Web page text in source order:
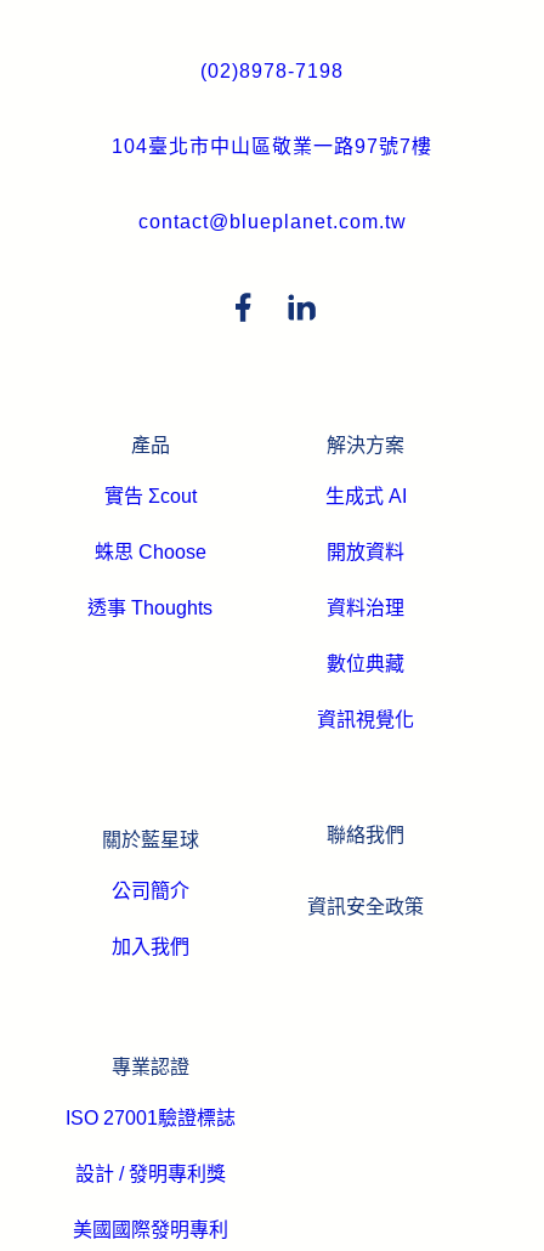
(02)8978-7198
104臺北市中山區敬業一路97號7樓
contact@blueplanet.com.tw
產品
實告 Σcout
蛛思 Choose
透事 Thoughts
解決方案
生成式 AI
開放資料
資料治理
數位典藏
資訊視覺化
關於藍星球
公司簡介
加入我們
聯絡我們
資訊安全政策
專業認證
ISO 27001驗證標誌
設計 / 發明專利獎
美國國際發明專利